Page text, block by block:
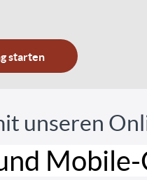
starten
unseren